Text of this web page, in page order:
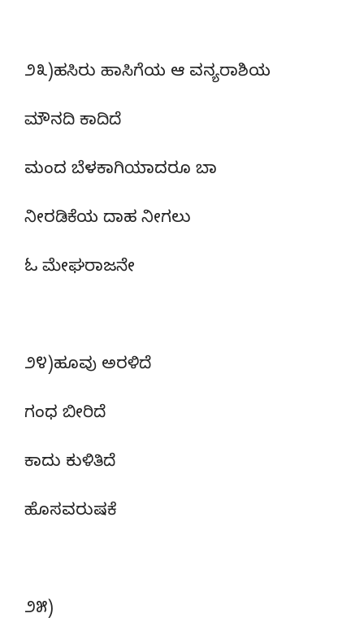
೨೩)ಹಸಿರು ಹಾಸಿಗೆಯ ಆ ವನ್ಯರಾಶಿಯ
ಮೌನದಿ ಕಾದಿದೆ
ಮಂದ ಬೆಳಕಾಗಿಯಾದರೂ ಬಾ
ನೀರಡಿಕೆಯ ದಾಹ ನೀಗಲು
ಓ ಮೇಘರಾಜನೇ
೨೪)ಹೂವು ಅರಳಿದೆ
ಗಂಧ ಬೀರಿದೆ
ಕಾದು ಕುಳಿತಿದೆ
ಹೊಸವರುಷಕೆ
೨೫)